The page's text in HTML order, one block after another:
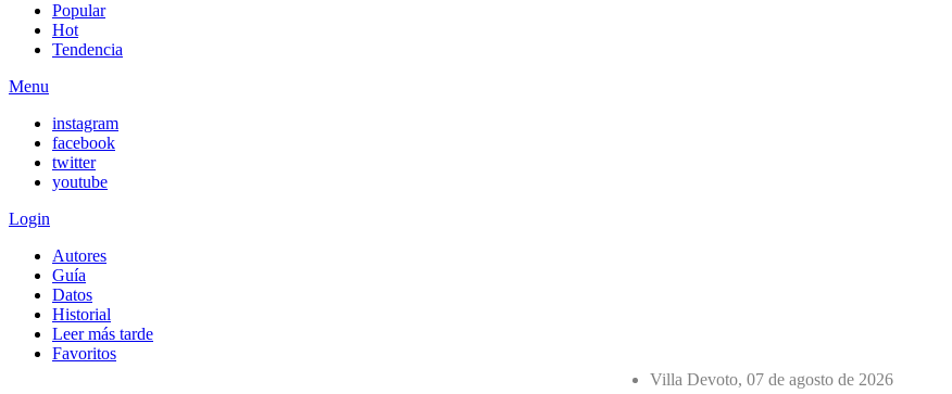
Popular
Hot
Tendencia
Menu
instagram
facebook
twitter
youtube
Login
Autores
Guía
Datos
Historial
Leer más tarde
Favoritos
Villa Devoto, 07 de agosto de 2026